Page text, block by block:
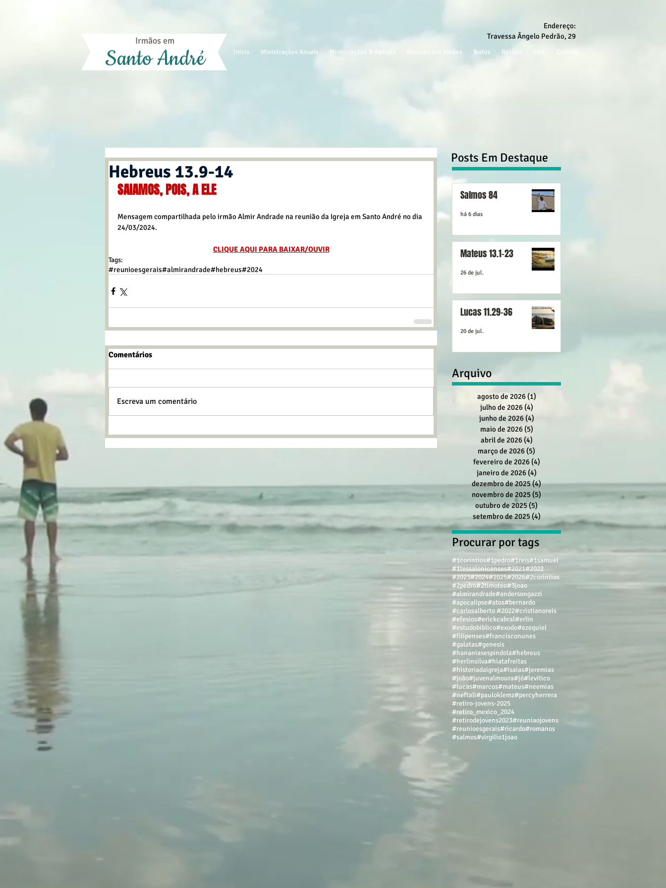
Início Ministrações Anuais Ministrações Temáticas Reunião dos Varões Textos Retiros Contato
Endereço:
Travessa Ângelo Pedrão, 29
Irmãos em
Santo André
Hebreus 13.9-14
SAIAMOS, POIS, A ELE
Mensagem compartilhada pelo irmão Almir Andrade na reunião da Igreja em Santo André no dia
24/03/2024.
CLIQUE AQUI PARA BAIXAR/OUVIR
Tags:
#reunioesgerais#almirandrade#hebreus#2024
Comentários
Escreva um comentário
Posts Em Destaque
Salmos 84
há 6 dias
Mateus 13.1-23
26 de jul.
Lucas 11.29-36
20 de jul.
Arquivo
agosto de 2026 (1)
julho de 2026 (4)
junho de 2026 (4)
maio de 2026 (5)
abril de 2026 (4)
março de 2026 (5)
fevereiro de 2026 (4)
janeiro de 2026 (4)
dezembro de 2025(4)4 posts
novembro de 2025 (5)
outubro de 2025 (5)
setembro de 2025 (4) 4 posts
Procurar por tags
#1corintios#1pedro#1reis#1samuel
#1tessalonicenses#2021#2022
#2023#2024#2025#2026#2corintios
#2pedro#2timoteo#3joao
#almirandrade#andersongazzi
#apocalipse#atos#bernardo
#carlosalberto #2022#cristianoreis
#efesios#erickcabral#erlin
#estudobiblico#exodo#ezequiel
#filipenses#francisconunes
#galatas#genesis
#hananiasespindola#hebreus
#herlinsilva#hiatafreitas
#historiadaigreja#isaias#jeremias
#joão#juvenalmoura#jó#levítico
#lucas#marcos#mateus#neemias
#neftali#pauloklemz#percyherrera
#retiro-jovens-2025
#retiro_mexico_2024
#retirodejovens2023#reuniaojovens
#reunioesgerais#ricardo#romanos
#salmos#virgilio1joao